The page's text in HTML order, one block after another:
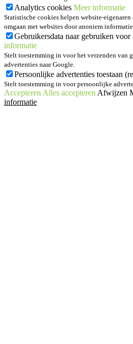
Analytics cookies Meer informatie
Statistische cookies helpen website-
omgaan met websites door anoniem
Gebruikersdata naar gebruiken voor
informatie
Stelt toestemming in voor het verzenden van
advertenties naar Google.
Persoonlijke advertenties toestaan
Stelt toestemming in voor persoonlijke
Accepteren Alles accepteren Afwijzen
informatie